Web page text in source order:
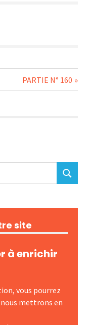
Next
Post:
PARTIE N° 160
site
à enrichir
vous pourrez
mettrons en